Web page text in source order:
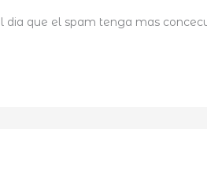
dia que el spam tenga mas